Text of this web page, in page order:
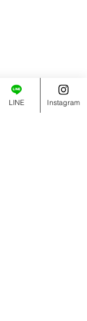
LINE Instagram